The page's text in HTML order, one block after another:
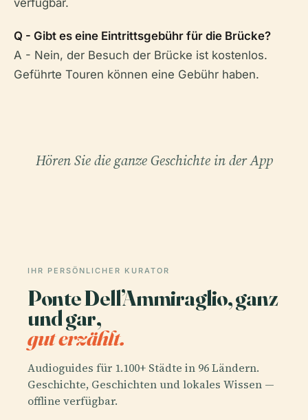
Q - Gibt es eine Eintrittsgebühr für die Brücke?
A - Nein, der Besuch der Brücke ist kostenlos.
Geführte Touren können eine Gebühr haben.
Hören Sie die ganze Geschichte in der App
IHR PERSÖNLICHER KURATOR
Ponte Dell’Ammiraglio, ganz
und gar,
gut erzählt.
Audioguides für 1.100+ Städte in 96 Ländern.
Geschichte, Geschichten und lokales Wissen —
offline verfügbar.